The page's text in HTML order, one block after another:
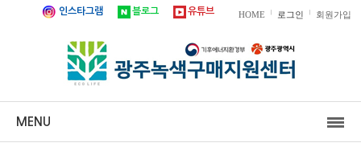
HOME 로그인 회원가입
인스타그램 블로그 유튜브
MENU